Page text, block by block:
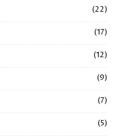
(22)
(17)
(12)
(9)
(7)
(5)